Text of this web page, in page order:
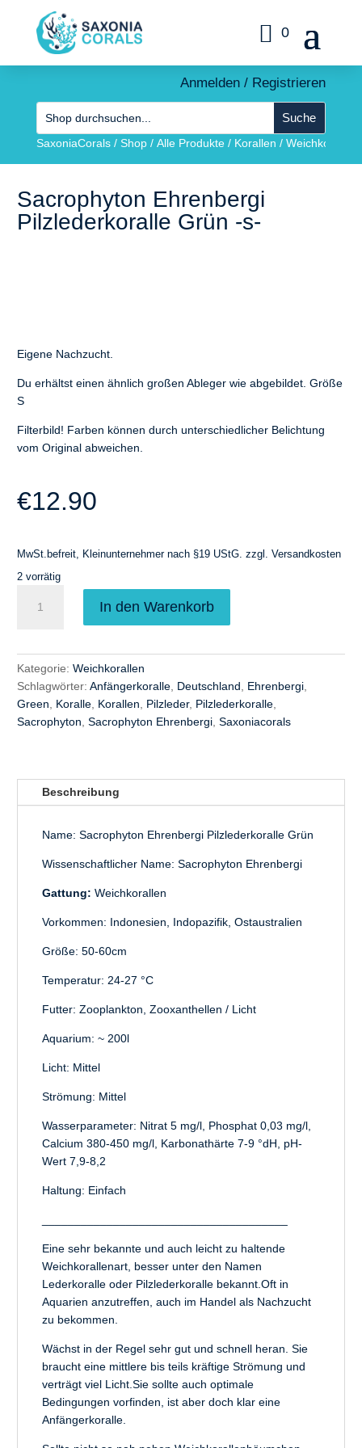
0
Anmelden / Registrieren
SaxoniaCorals/ Shop/ Alle Produkte/ Korallen / Weichkorallen
Sacrophyton Ehrenbergi
Pilzlederkoralle Grün -s-
Eigene Nachzucht.
Du erhältst einen ähnlich großen Ableger wie abgebildet. Größe
S
Filterbild! Farben können durch unterschiedlicher Belichtung
vom Original abweichen.
€12.90
MwSt.befreit, Kleinunternehmer nach §19 UStG. zzgl. Versandkosten
2 vorrätig
Ehrenbergi
Pilzlederkoralle
-
s-
Menge
In den Warenkorb
n
a
t
Kategorie: Weichkorallen
Schlagwörter: Anfängerkoralle Deutschland Ehrenbergi
Green
Koralle Korallen Pilzleder, Pilzlederkoralle
Sacrophyton Sacrophyton Ehrenbergi Saxoniacorals
Beschreibung
Name: Sacrophyton Ehrenbergi Pilzlederkoralle Grün
Wissenschaftlicher Name: Sacrophyton Ehrenbergi
Gattung: Weichkorallen
Vorkommen: Indonesien, Indopazifik, Ostaustralien
Größe: 50-60cm
Temperatur: 24-27 °C
Futter: Zooplankton, Zooxanthellen / Licht
Aquarium: ~ 200l
Licht: Mittel
Strömung: Mittel
Wasserparameter: Nitrat 5 mg/l, Phosphat 0,03 mg/l,
Calcium 380-450 mg/l, Karbonathärte 7-9 °dH, pH-
Wert 7,9-8,2
Haltung: Einfach
Eine sehr bekannte und auch leicht zu haltende
Weichkorallenart, besser unter den Namen
Lederkoralle oder Pilzlederkoralle bekannt.Oft in
Aquarien anzutreffen, auch im Handel als Nachzucht
zu bekommen.
Wächst in der Regel sehr gut und schnell heran. Sie
braucht eine mittlere bis teils kräftige Strömung und
verträgt viel Licht.Sie sollte auch optimale
Bedingungen vorfinden, ist aber doch klar eine
Anfängerkoralle.